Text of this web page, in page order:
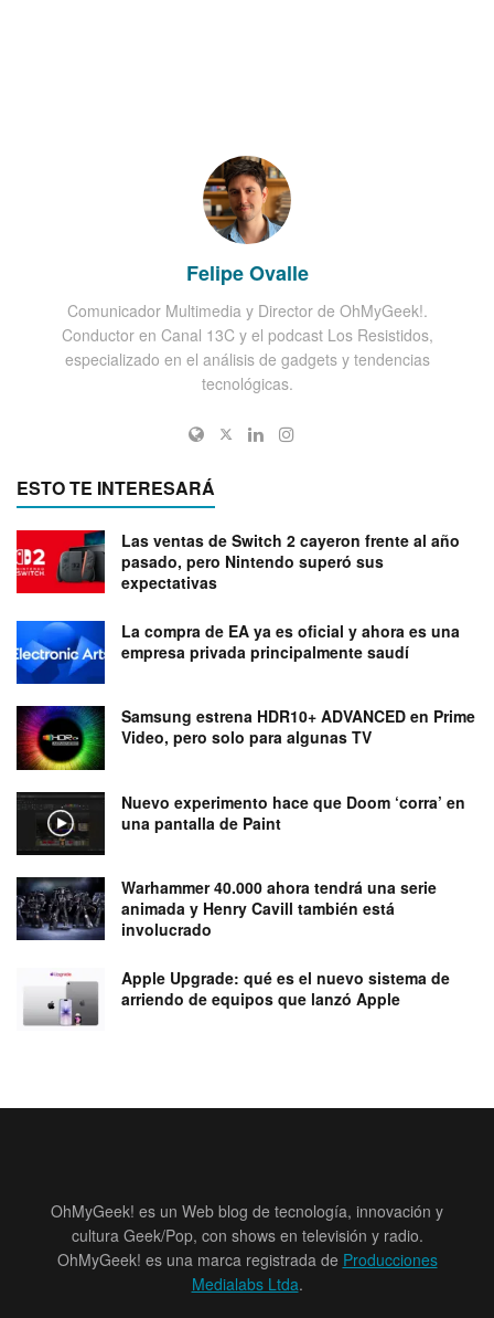
Felipe Ovalle
Comunicador Multimedia y Director de OhMyGeek!.
Conductor en Canal 13C y el podcast Los Resistidos,
especializado en el análisis de gadgets y tendencias
tecnológicas.
ESTO TE INTERESARÁ
Las ventas de Switch 2 cayeron frente al año
pasado, pero Nintendo superó sus
expectativas
La compra de EA ya es oficial y ahora es una
empresa privada principalmente saudí
Samsung estrena HDR10+ ADVANCED en Prime
Video, pero solo para algunas TV
Nuevo experimento hace que Doom ‘corra’ en
una pantalla de Paint
Warhammer 40.000 ahora tendrá una serie
animada y Henry Cavill también está
involucrado
Apple Upgrade: qué es el nuevo sistema de
arriendo de equipos que lanzó Apple
OhMyGeek! es un Web blog de tecnología, innovación y
cultura Geek/Pop, con shows en televisión y radio.
OhMyGeek! es una marca registrada de Producciones
Medialabs Ltda.